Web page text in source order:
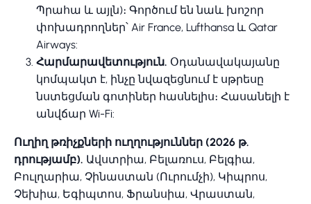
Պրահա և այլն)։ Գործում են նաև խոշոր
փոխադրողներ՝ Air France, Lufthansa և Qatar
Airways:
Հարմարավետություն. Օդանավակայանը
կոմպակտ է, ինչը նվազեցնում է սթրեսը
նստեցման գոտիներ հասնելիս։ Հասանելի է
անվճար Wi-Fi:
Ուղիղ թռիչքների ուղղություններ (2026 թ.
դրությամբ). Ավստրիա, Բելառուս, Բելգիա,
Բուլղարիա, Չինաստան (Ուրումչի), Կիպրոս,
Չեխիա, Եգիպտոս, Ֆրանսիա, Վրաստան,